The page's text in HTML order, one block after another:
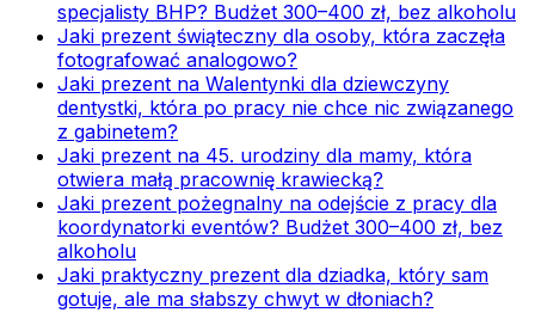
specjalisty BHP? Budżet 300–400 zł, bez alkoholu
Jaki prezent świąteczny dla osoby, która zaczęła
fotografować analogowo?
Jaki prezent na Walentynki dla dziewczyny
dentystki, która po pracy nie chce nic związanego
z gabinetem?
Jaki prezent na 45. urodziny dla mamy, która
otwiera małą pracownię krawiecką?
Jaki prezent pożegnalny na odejście z pracy dla
koordynatorki eventów? Budżet 300–400 zł, bez
alkoholu
Jaki praktyczny prezent dla dziadka, który sam
gotuje, ale ma słabszy chwyt w dłoniach?